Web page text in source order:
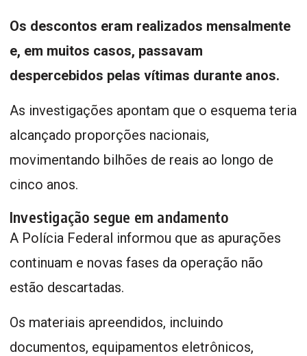
Os descontos eram realizados mensalmente
e, em muitos casos, passavam
despercebidos pelas vítimas durante anos.
As investigações apontam que o esquema teria
alcançado proporções nacionais,
movimentando bilhões de reais ao longo de
cinco anos.
Investigação segue em andamento
A Polícia Federal informou que as apurações
continuam e novas fases da operação não
estão descartadas.
Os materiais apreendidos, incluindo
documentos, equipamentos eletrônicos,